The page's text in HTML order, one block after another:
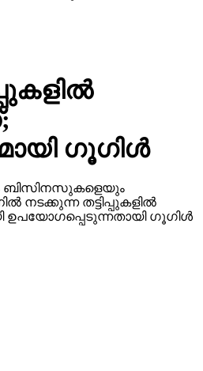
ഗൂഗിള്‍
ബിസിനസുകളെയും
നടക്കുന്ന തട്ടിപ്പുകളില്‍
ഗൂഗിള്‍